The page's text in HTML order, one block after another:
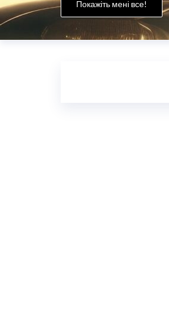
Покажіть мені все!